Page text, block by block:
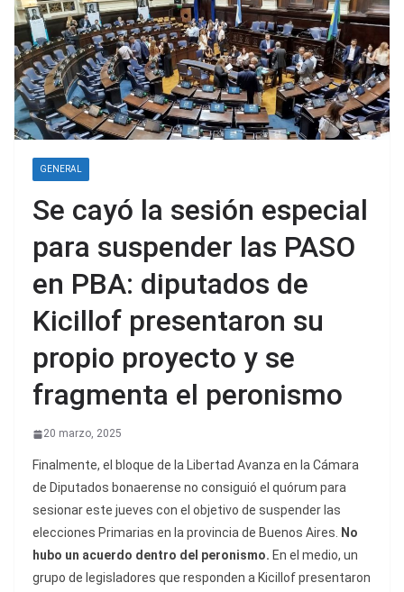
GENERAL
Se cayó la sesión especial
para suspender las PASO
en PBA: diputados de
Kicillof presentaron su
propio proyecto y se
fragmenta el peronismo
20 marzo, 2025
Finalmente, el bloque de la Libertad Avanza en la Cámara
de Diputados bonaerense no consiguió el quórum para
sesionar este jueves con el objetivo de suspender las
elecciones Primarias en la provincia de Buenos Aires. No
hubo un acuerdo dentro del peronismo. En el medio, un
grupo de legisladores que responden a Kicillof presentaron